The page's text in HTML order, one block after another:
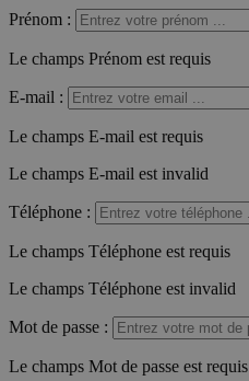
Prénom :
Le champs Prénom est requis
E-mail :
Le champs E-mail est requis
Le champs E-mail est invalid
Téléphone :
Le champs Téléphone est requis
Le champs Téléphone est invalid
Mot de passe :
Le champs Mot de passe est requis